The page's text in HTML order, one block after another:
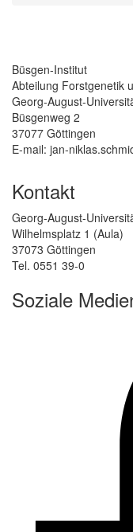
Büsgen-Institut
Abteilung Forstgenetik
Georg-August-
Büsgenweg 2
37077 Göttingen
E-mail: jan-
Kontakt
Georg-August-
Wilhelmsplatz 1 (Aula)
37073 Göttingen
Tel. 0551 39-0
Soziale